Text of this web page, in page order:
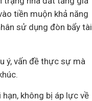
tiền muộn khả năng
sử dụng đòn bẩy tài
ý, vấn đề thực sự mà
không bị áp lực về